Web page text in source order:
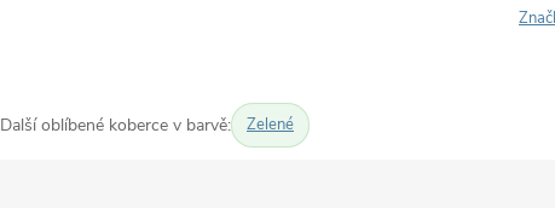
Další oblíbené koberce v barvě: Zelené